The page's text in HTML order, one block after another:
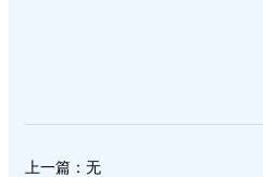
上一篇：无